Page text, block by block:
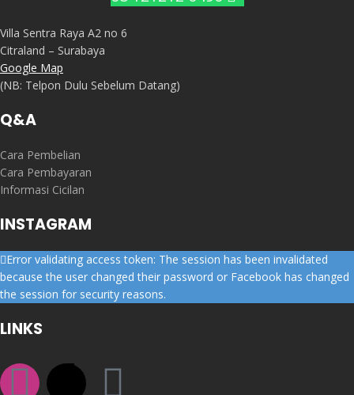
Villa Sentra Raya A2 no 6
Citraland – Surabaya
Google Map
(NB: Telpon Dulu Sebelum Datang)
Q&A
Cara Pembelian
Cara Pembayaran
Informasi Cicilan
INSTAGRAM
Error validating access token: The session has been invalidated
because the user changed their password or Facebook has changed
the session for security reasons.
LINKS